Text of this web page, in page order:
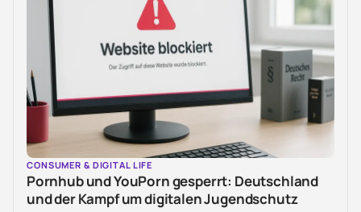
CONSUMER & DIGITAL LIFE
Pornhub und YouPorn gesperrt: Deutschland
und der Kampf um digitalen Jugendschutz